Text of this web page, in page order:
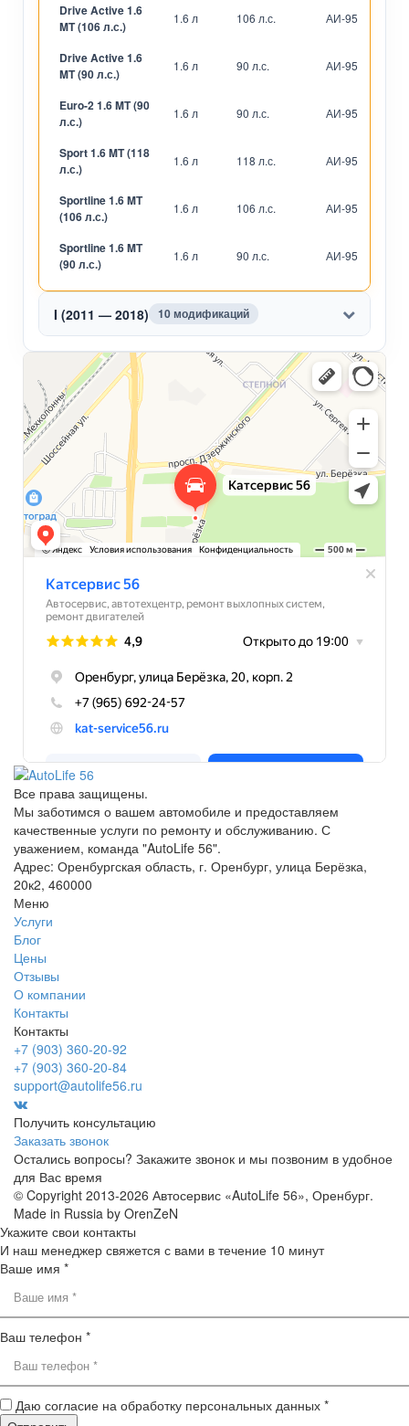
Drive Active 1.6
MT (106 л.с.)
1.6 л 106 л.с. АИ-95
Drive Active 1.6
MT (90 л.с.)
1.6 л 90 л.с. АИ-95
Euro-2 1.6 MT (90
л.с.)
1.6 л 90 л.с. АИ-95
Sport 1.6 MT (118
л.с.)
1.6 л 118 л.с. АИ-95
Sportline 1.6 MT
(106 л.с.)
1.6 л 106 л.с. АИ-95
Sportline 1.6 MT
(90 л.с.)
1.6 л 90 л.с. АИ-95
I (2011 — 2018) 10 модификаций
Все права защищены.
Мы заботимся о вашем автомобиле и предоставляем
качественные услуги по ремонту и обслуживанию. С
уважением, команда "AutoLife 56".
Адрес: Оренбургская область, г. Оренбург, улица Берёзка,
20к2, 460000
Меню
Услуги
Блог
Цены
Отзывы
О компании
Контакты
Контакты
+7 (903) 360-20-92
+7 (903) 360-20-84
support@autolife56.ru
Получить консультацию
Заказать звонок
Остались вопросы? Закажите звонок и мы позвоним в удобное
для Вас время
© Copyright 2013-2026 Автосервис «AutoLife 56», Оренбург.
Made in Russia by OrenZeN
Укажите свои контакты
И наш менеджер свяжется с вами в течение 10 минут
Ваше имя *
Ваш телефон *
Даю согласие на обработку персональных данных *